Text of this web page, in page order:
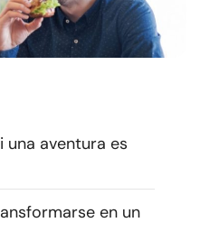
ES
una aventura es
en un